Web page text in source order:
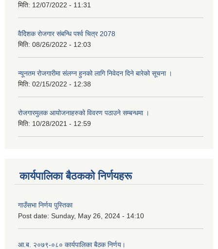
मिति: 12/07/2022 - 11:31
वैदेिशक राेजगार संबन्धि पर्श्व चित्र 2078
मिति: 08/26/2022 - 12:03
न्यूनतम रोजगारीमा संलग्न हुनको लागि निवेदन दिने बारेको सूचना ।
मिति: 02/15/2022 - 12:38
रोजगारमुलक आयोजनाहरुको विवरण पठाउने सम्बन्धमा ।
मिति: 10/28/2021 - 12:59
कार्यपालिका बैठकको निर्णयहरू
गाउँसभा निर्णय पुस्तिका
Post date: Sunday, May 26, 2024 - 14:10
आ.ब. २०७९-०८० कार्यपालिका बैठक निर्णय।